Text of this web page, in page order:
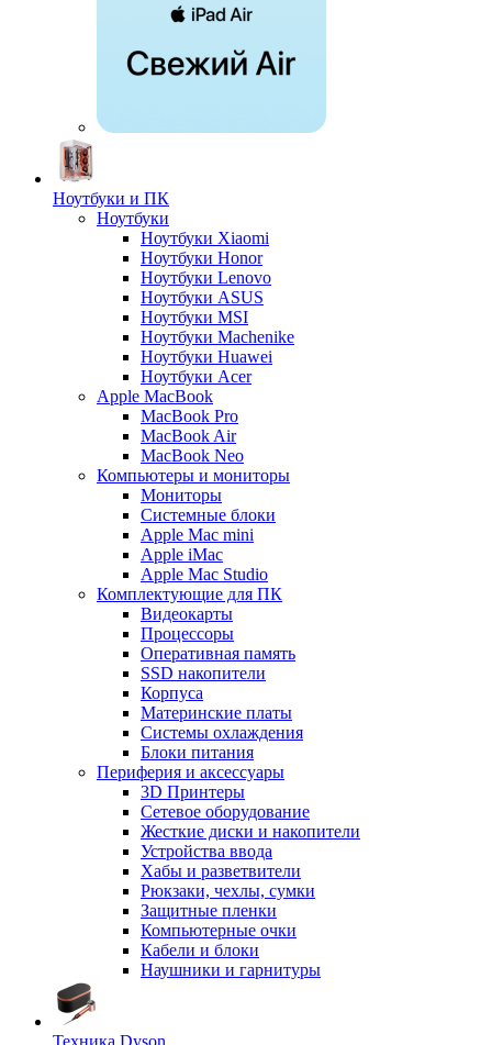
Ноутбуки и ПК
Ноутбуки
Ноутбуки Xiaomi
Ноутбуки Honor
Ноутбуки Lenovo
Ноутбуки ASUS
Ноутбуки MSI
Ноутбуки Machenike
Ноутбуки Huawei
Ноутбуки Acer
Apple MacBook
MacBook Pro
MacBook Air
MacBook Neo
Компьютеры и мониторы
Мониторы
Системные блоки
Apple Mac mini
Apple iMac
Apple Mac Studio
Комплектующие для ПК
Видеокарты
Процессоры
Оперативная память
SSD накопители
Корпуса
Материнские платы
Системы охлаждения
Блоки питания
Периферия и аксессуары
3D Принтеры
Сетевое оборудование
Жесткие диски и накопители
Устройства ввода
Хабы и разветвители
Рюкзаки, чехлы, сумки
Защитные пленки
Компьютерные очки
Кабели и блоки
Наушники и гарнитуры
Техника Dyson